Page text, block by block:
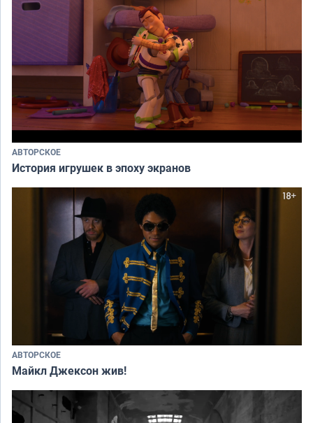
АВТОРСКОЕ
История игрушек в эпоху экранов
АВТОРСКОЕ
Майкл Джексон жив!